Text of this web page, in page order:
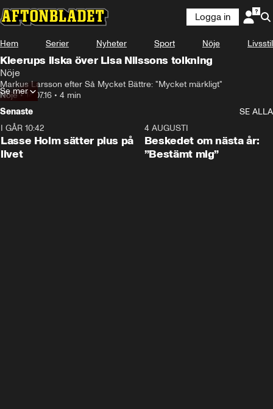
Logga in
Hem Serier Nyheter Sport Nöje Livsstil
Kleerups ilska över Lisa Nilssons tolkning
Nöje
Markus Larsson efter Så Mycket Bättre: "Mycket märkligt"
Nöje•14.07.16 • 4 min
Se mer
Senaste
SE ALLA
I GÅR 10:42
Lasse Holm sätter plus på
livet
4 AUGUSTI
Beskedet om nästa år:
”Bestämt mig”